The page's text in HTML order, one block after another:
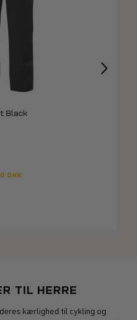
Black
DKK
TIL HERRE
kærlighed til cykling og